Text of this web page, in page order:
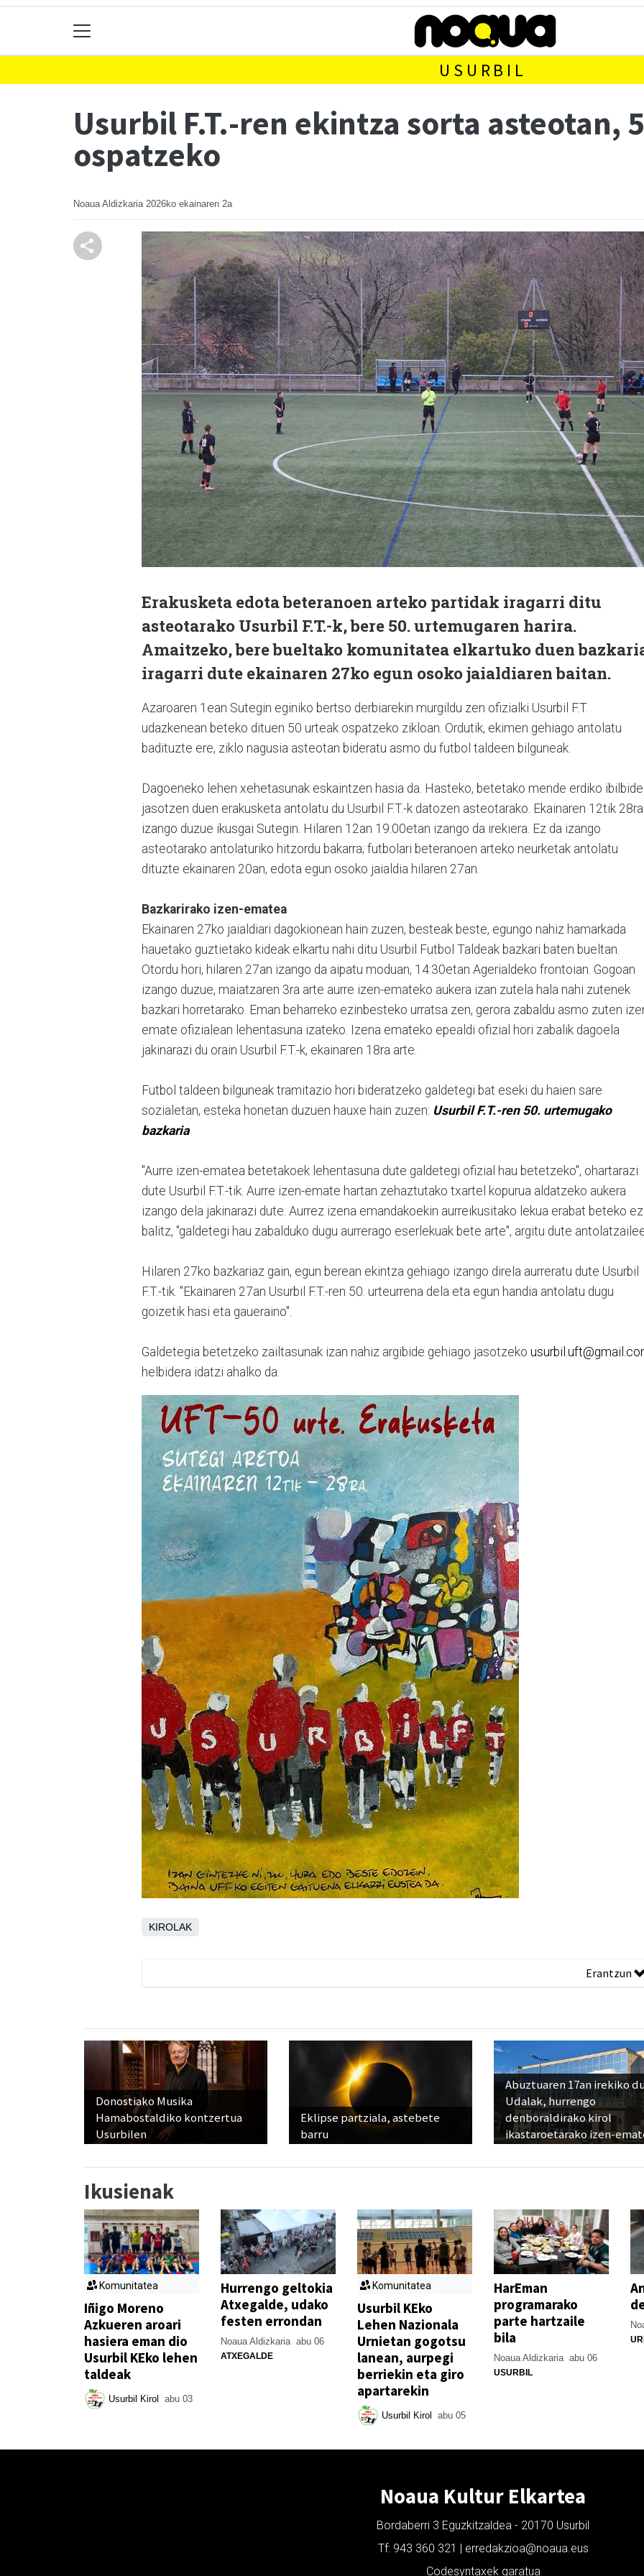
USURBIL
Usurbil F.T.-ren ekintza sorta asteotan,
ospatzeko
Noaua Aldizkaria 2026ko ekainaren 2a
Erakusketa edota beteranoen arteko partidak iragarri ditu
asteotarako Usurbil F.T.-k, bere 50. urtemugaren harira.
Amaitzeko, bere bueltako komunitatea elkartuko duen
iragarri dute ekainaren 27ko egun osoko jaialdiaren baitan.
Azaroaren 1ean Sutegin eginiko bertso derbiarekin murgildu zen ofizialki Usurbil F.T.
udazkenean beteko dituen 50 urteak ospatzeko zikloan. Ordutik, ekimen gehiago antolatu
badituzte ere, ziklo nagusia asteotan bideratu asmo du futbol taldeen bilguneak.
Dagoeneko lehen xehetasunak eskaintzen hasia da. Hasteko, betetako mende erdiko
jasotzen duen erakusketa antolatu du Usurbil F.T.-k datozen asteotarako. Ekainaren 12tik 28ra
izango duzue ikusgai Sutegin. Hilaren 12an 19:00etan izango da irekiera. Ez da izango
asteotarako antolaturiko hitzordu bakarra; futbolari beteranoen arteko neurketak antolatu
dituzte ekainaren 20an, edota egun osoko jaialdia hilaren 27an.
Bazkarirako izen-ematea
Ekainaren 27ko jaialdiari dagokionean hain zuzen, besteak beste, egungo nahiz hamarkada
hauetako guztietako kideak elkartu nahi ditu Usurbil Futbol Taldeak bazkari baten bueltan.
Otordu hori, hilaren 27an izango da aipatu moduan, 14:30etan Agerialdeko frontoian. Gogoan
izango duzue, maiatzaren 3ra arte aurre izen-emateko aukera izan zutela hala nahi zutenek
bazkari horretarako. Eman beharreko ezinbesteko urratsa zen, gerora zabaldu asmo zuten
emate ofizialean lehentasuna izateko. Izena emateko epealdi ofizial hori zabalik dagoela
jakinarazi du orain Usurbil F.T.-k, ekainaren 18ra arte.
Futbol taldeen bilguneak tramitazio hori bideratzeko galdetegi bat eseki du haien sare
sozialetan, esteka honetan duzuen hauxe hain zuzen: Usurbil F.T.-ren 50. urtemugako
bazkaria
"Aurre izen-ematea betetakoek lehentasuna dute galdetegi ofizial hau betetzeko", ohartarazi
dute Usurbil F.T.-tik. Aurre izen-emate hartan zehaztutako txartel kopurua aldatzeko aukera
izango dela jakinarazi dute. Aurrez izena emandakoekin aurreikusitako lekua erabat beteko ez
balitz, "galdetegi hau zabalduko dugu aurrerago eserlekuak bete arte", argitu dute
Hilaren 27ko bazkariaz gain, egun berean ekintza gehiago izango direla aurreratu dute Usurbil
F.T.-tik. "Ekainaren 27an Usurbil F.T.-ren 50. urteurrena dela eta egun handia antolatu dugu
goizetik hasi eta gaueraino".
Galdetegia betetzeko zailtasunak izan nahiz argibide gehiago jasotzeko
helbidera idatzi ahalko da.
KIROLAK
Erantzun
Donostiako Musika
Hamabostaldiko kontzertua
Usurbilen
Eklipse partziala, astebete
barru
Abuztuaren 17an irekiko
Udalak, hurrengo
denboraldirako kirol
ikastaroetarako izen-
Ikusienak
Komunitatea
Iñigo Moreno
Azkueren aroari
hasiera eman dio
Usurbil KEko lehen
taldeak
Usurbil Kirol abu 03
Hurrengo geltokia
Atxegalde, udako
festen errondan
Noaua Aldizkaria abu 06
ATXEGALDE
Komunitatea
Usurbil KEko
Lehen Nazionala
Urnietan gogotsu
lanean, aurpegi
berriekin eta giro
apartarekin
Usurbil Kirol abu 05
HarEman
programarako
parte hartzaile
bila
Noaua Aldizkaria abu 06
USURBIL
Noaua Kultur Elkartea
Bordaberri 3 Eguzkitzaldea - 20170 Usurbil
Tf: 943 360 321 | erredakzioa@noaua.eus
Codesyntaxek garatua